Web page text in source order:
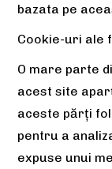
bazata pe
Cookie-uri ale
O mare parte
acest site
aceste părți
pentru a
expuse unui